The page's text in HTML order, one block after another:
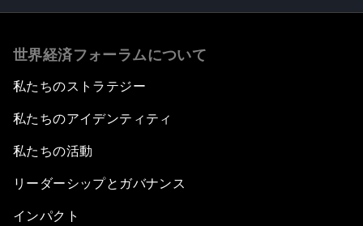
世界経済フォーラムについて
私たちのストラテジー
私たちのアイデンティティ
私たちの活動
リーダーシップとガバナンス
インパクト